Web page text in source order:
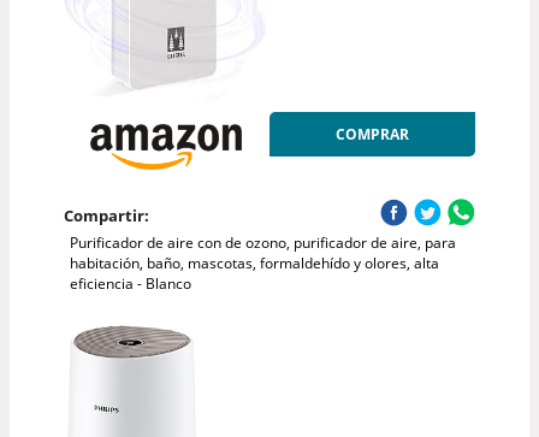
COMPRAR
Compartir:
Purificador de aire con de ozono, purificador de aire, para
habitación, baño, mascotas, formaldehído y olores, alta
eficiencia - Blanco